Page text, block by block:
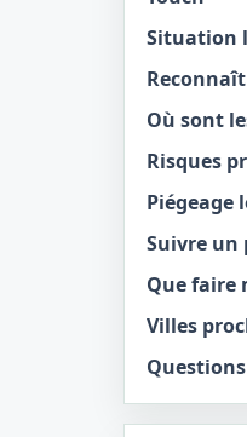
Situation
Où sont
Risques
Piégeage
Suivre un
Que faire
Villes